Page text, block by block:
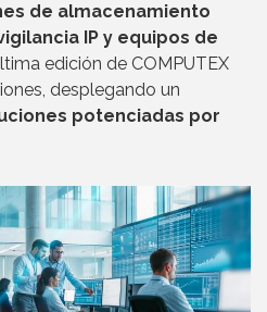
de almacenamiento
IP y equipos de
edición de COMPUTEX
desplegando un
potenciadas por